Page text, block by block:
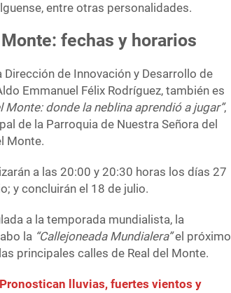
entre otras personalidades.
fechas y horarios
de Innovación y Desarrollo de
Emmanuel Félix Rodríguez, también es
Monte: donde la neblina aprendió a jugar”,
de la Parroquia de Nuestra Señora del
Monte.
a las 20:00 y 20:30 horas los días 27
y concluirán el 18 de julio.
a la temporada mundialista, la
la “Callejoneada Mundialera”el próximo
principales calles de Real del Monte.
lluvias, fuertes vientos y